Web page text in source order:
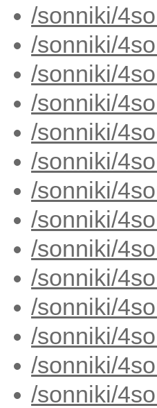
/sonniki/
/sonniki/
/sonniki/
/sonniki/
/sonniki/
/sonniki/
/sonniki/
/sonniki/
/sonniki/
/sonniki/
/sonniki/
/sonniki/
/sonniki/
/sonniki/